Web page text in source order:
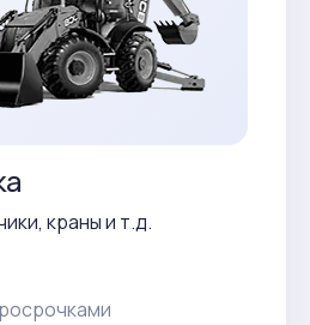
краны и т.д.